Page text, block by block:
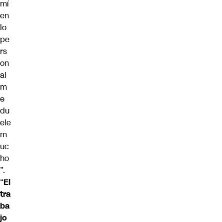
mí
en
lo
pe
rs
on
al
m
e
du
ele
m
uc
ho
”.
“El
tra
ba
jo